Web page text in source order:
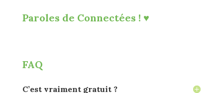
Paroles de Connectées ! ♥️
FAQ
C’est vraiment gratuit ?